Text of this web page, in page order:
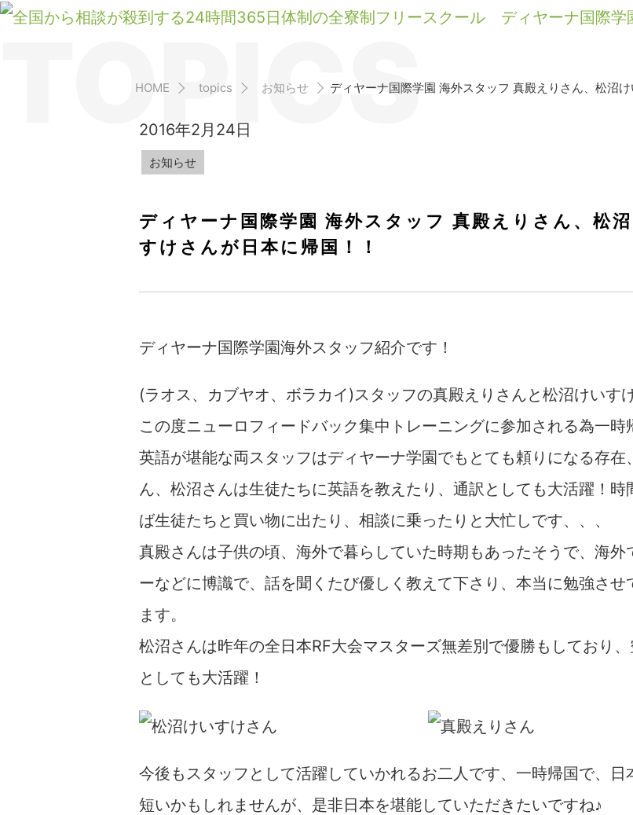
TOPICS
HOME topics お知らせ ディヤーナ国際学園 海外スタッフ 真殿えりさん、松沼
2016年2月24日
お知らせ
ディヤーナ国際学園 海外スタッフ 真殿えりさん、松
すけさんが日本に帰国！！
ディヤーナ国際学園海外スタッフ紹介です！
(ラオス、カブヤオ、ボラカイ)スタッフの真殿えりさんと松沼けいす
この度ニューロフィードバック集中トレーニングに参加される為一時
英語が堪能な両スタッフはディヤーナ学園でもとても頼りになる存在
ん、松沼さんは生徒たちに英語を教えたり、通訳としても大活躍！時
ば生徒たちと買い物に出たり、相談に乗ったりと大忙しです、、、
真殿さんは子供の頃、海外で暮らしていた時期もあったそうで、海外
ーなどに博識で、話を聞くたび優しく教えて下さり、本当に勉強させ
ます。
松沼さんは昨年の全日本RF大会マスターズ無差別で優勝もしており
としても大活躍！
今後もスタッフとして活躍していかれるお二人です、一時帰国で、日
短いかもしれませんが、是非日本を堪能していただきたいですね♪